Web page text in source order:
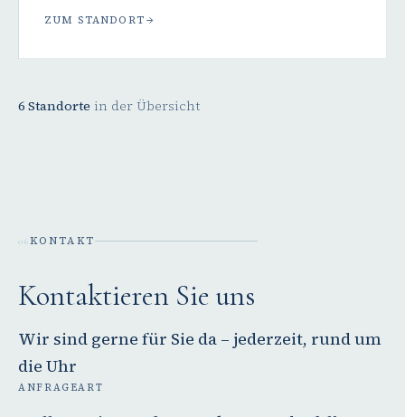
ZUM STANDORT
6 Standorte in der Übersicht
06KONTAKT
Kontaktieren Sie uns
Wir sind gerne für Sie da – jederzeit, rund um
die Uhr
ANFRAGEART